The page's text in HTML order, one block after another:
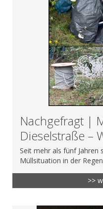
Nachgefragt |
Dieselstraße –
Seit mehr als fünf Jahren
Müllsituation in der
>>